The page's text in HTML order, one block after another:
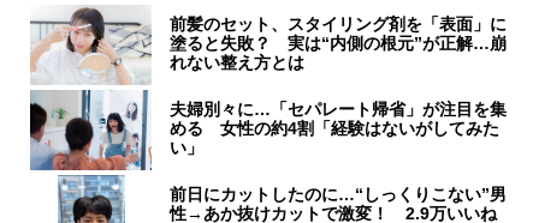
前髪のセット、スタイリング剤を「表面」に
塗ると失敗？ 実は“内側の根元”が正解…崩
れない整え方とは
夫婦別々に…「セパレート帰省」が注目を集
める 女性の約4割「経験はないがしてみた
い」
前日にカットしたのに…“しっくりこない”男
性→あか抜けカットで激変！ 2.9万いいね